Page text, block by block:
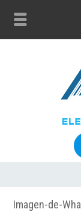
Imagen-de-